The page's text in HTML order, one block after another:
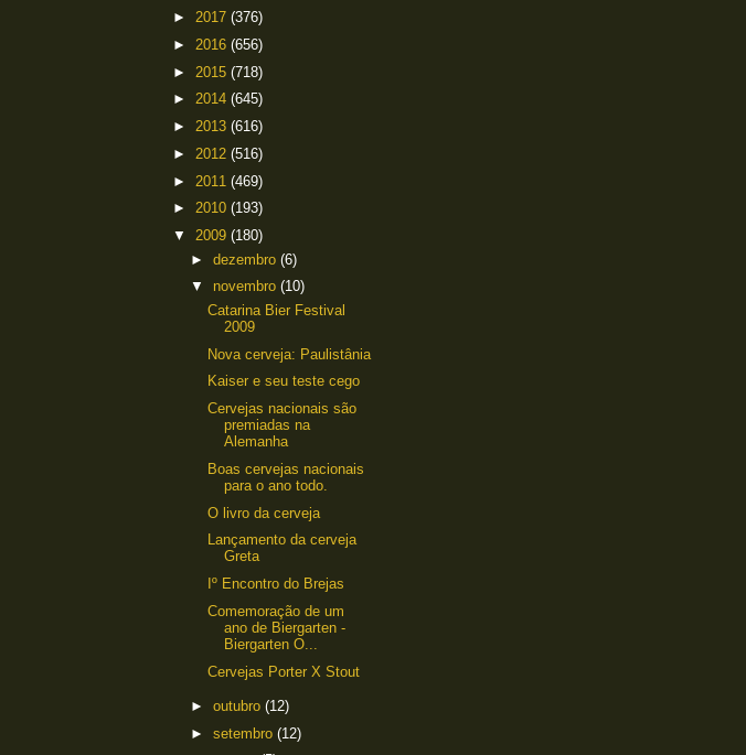
► 2017 (376)
► 2016 (656)
► 2015 (718)
► 2014 (645)
► 2013 (616)
► 2012 (516)
► 2011 (469)
► 2010 (193)
▼ 2009 (180)
► dezembro (6)
▼ novembro (10)
Catarina Bier Festival
2009
Nova cerveja: Paulistânia
Kaiser e seu teste cego
Cervejas nacionais são
premiadas na
Alemanha
Boas cervejas nacionais
para o ano todo.
O livro da cerveja
Lançamento da cerveja
Greta
Iº Encontro do Brejas
Comemoração de um
ano de Biergarten -
Biergarten O...
Cervejas Porter X Stout
► outubro (12)
► setembro (12)